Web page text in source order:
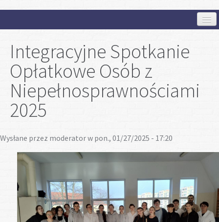
Aktualności
Szkoła
Strefa rodzica
Projekty
Plan lekcji
Integracyjne Spotkanie
Opłatkowe Osób z
Niepełnosprawnościami
2025
Wysłane przez moderatorw pon., 01/27/2025 - 17:20